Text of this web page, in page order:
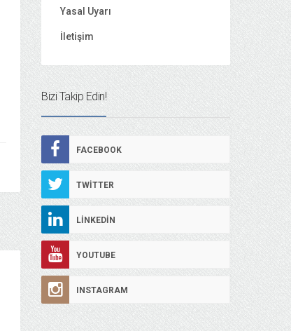
Yasal Uyarı
İletişim
Bizi Takip Edin!
FACEBOOK
TWITTER
LINKEDIN
YOUTUBE
INSTAGRAM